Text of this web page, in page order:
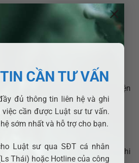
CẦN TƯ VẤN
đủ thông tin liên hệ và ghi
cần được Luật sư tư vấn.
sớm nhất và hỗ trợ cho bạn.
Luật sư qua SĐT cá nhân
Thái) hoặc Hotline của công
×
đối:
Mọi nội dung trao đổi, hồ sơ
mật theo quy tắc hành nghề
ADB SAIGON không chỉ tư vấn ban
bộ quá trình xử lý hồ sơ, đại diện
quyết vấn đề hiệu quả
Đam Rông 2 chỉ liên hệ luật sư khi